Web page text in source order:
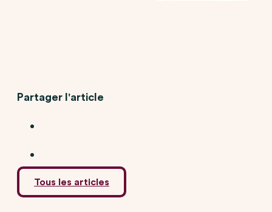
Partager l'article
Tous les articles